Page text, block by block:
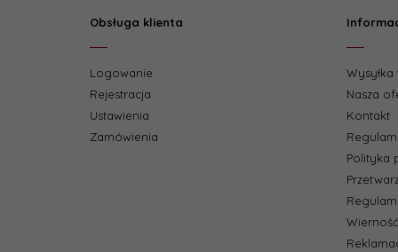
Obsługa klienta
Logowanie
Rejestracja
Ustawienia
Zamówienia
Wysyłka
Nasza
Kontakt
Polityka